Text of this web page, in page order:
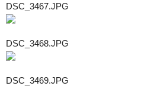
DSC_3467.JPG
DSC_3468.JPG
DSC_3469.JPG